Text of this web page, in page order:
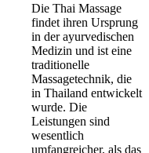
Die Thai Massage
findet ihren Ursprung
in der ayurvedischen
Medizin und ist eine
traditionelle
Massagetechnik, die
in Thailand entwickelt
wurde. Die
Leistungen sind
wesentlich
umfangreicher, als das